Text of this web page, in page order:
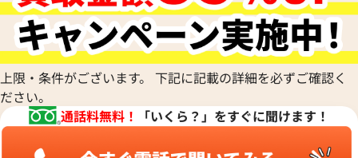
上限・条件がございます。 下記に記載の詳細を必ずご確認く
ださい。
通話料無料！
「いくら？」をすぐに聞けます！